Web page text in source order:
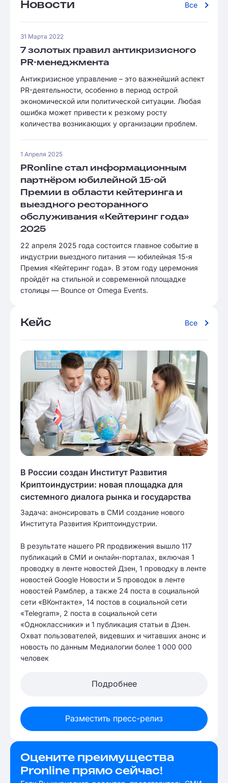
Новости Все
31 Марта 2022
7 золотых правил антикризисного
PR-менеджмента
Антикризисное управление – это важнейший аспект
PR-деятельности, особенно в период острой
экономической или политической ситуации. Любая
ошибка может привести к резкому росту
количества возникающих у организации проблем.
1 Апреля 2025
PRonline стал информационным
партнёром юбилейной 15-ой
Премии в области кейтеринга и
выездного ресторанного
обслуживания «Кейтеринг года»
2025
22 апреля 2025 года состоится главное событие в
индустрии выездного питания — юбилейная 15-я
Премия «Кейтеринг года». В этом году церемония
пройдёт на стильной и современной площадке
столицы — Bounce от Omega Events.
Кейс Все
В России создан Институт Развития
Криптоиндустрии: новая площадка для
системного диалога рынка и государства
Задача: анонсировать в СМИ создание нового
Института Развития Криптоиндустрии.
В результате нашего PR продвижения вышло 117
публикаций в СМИ и онлайн-порталах, включая 1
проводку в ленте новостей Дзен, 1 проводку в ленте
новостей Google Новости и 5 проводок в ленте
новостей Рамблер, а также 24 поста в социальной
сети «ВКонтакте», 14 постов в социальной сети
«Telegram», 2 поста в социальной сети
«Одноклассники» и 1 публикация статьи в Дзен.
Охват пользователей, видевших и читавших анонс и
новость по данным Медиалогии более 1 000 000
человек
Подробнее
Разместить пресс-релиз
Оцените преимущества
Pronline прямо сейчас!